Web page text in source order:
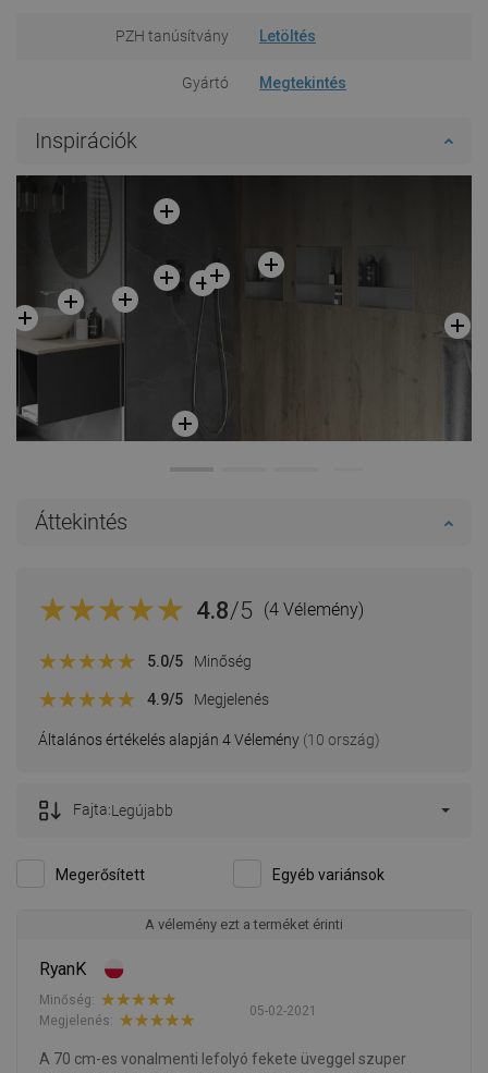
PZH tanúsítvány Letöltés
Gyártó Megtekintés
Inspirációk
Áttekintés
4.8/5 (4 Vélemény)
Általános értékelés alapján 4 Vélemény (10 ország)
5.0/5 Minőség
4.9/5 Megjelenés
Megerősített Egyéb variánsok
Fajta:Legújabb
A vélemény ezt a terméket érinti
RyanK
05-02-2021
Minőség:
Megjelenés:
A 70 cm-es vonalmenti lefolyó fekete üveggel szuper